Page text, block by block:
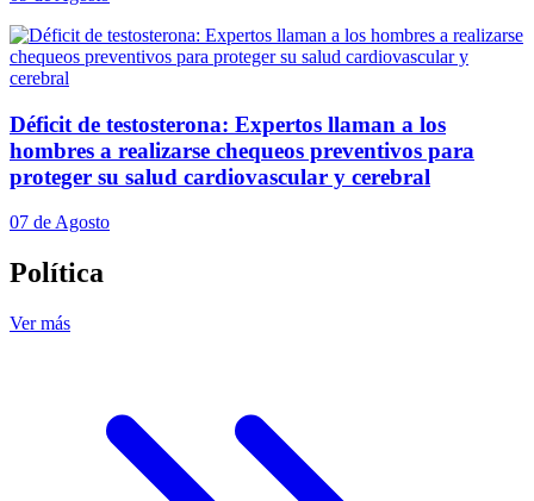
Déficit de testosterona: Expertos llaman a los
hombres a realizarse chequeos preventivos para
proteger su salud cardiovascular y cerebral
07 de Agosto
Política
Ver más